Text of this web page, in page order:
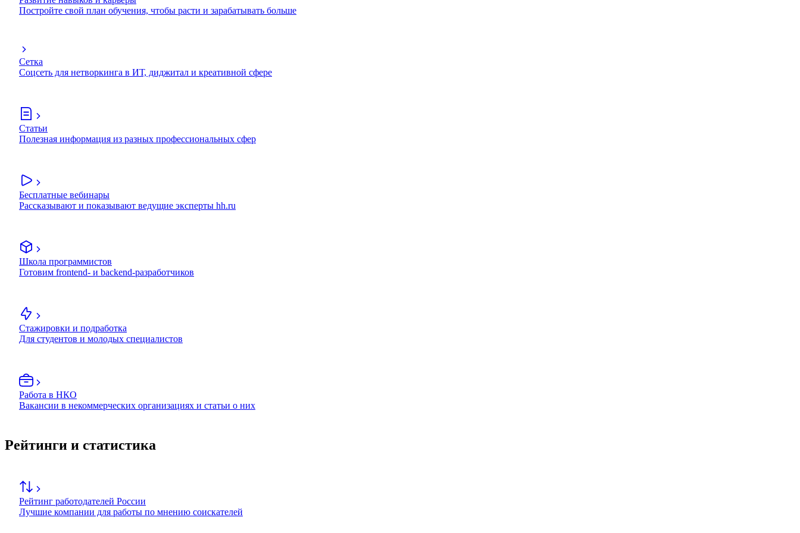
Постройте свой план обучения, чтобы расти и зарабатывать больше
Сетка
Соцсеть для нетворкинга в ИТ, диджитал и креативной сфере
Статьи
Полезная информация из разных профессиональных сфер
Бесплатные вебинары
Рассказывают и показывают ведущие эксперты hh.ru
Школа программистов
Готовим frontend- и backend-разработчиков
Стажировки и подработка
Для студентов и молодых специалистов
Работа в НКО
Вакансии в некоммерческих организациях и статьи о них
Рейтинги и статистика
Рейтинг работодателей России
Лучшие компании для работы по мнению соискателей